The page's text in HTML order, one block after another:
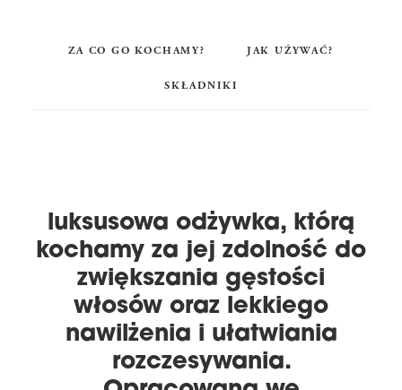
ZA CO GO KOCHAMY? JAK UŻYWAĆ?
SKŁADNIKI
luksusowa odżywka, którą
kochamy za jej zdolność do
zwiększania gęstości
włosów oraz lekkiego
nawilżenia i ułatwiania
rozczesywania.